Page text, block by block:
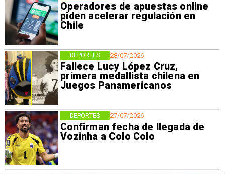
Operadores de apuestas online
piden acelerar regulación en
Chile
28/07/2026
Fallece Lucy López Cruz,
primera medallista chilena en
Juegos Panamericanos
DEPORTES
27/07/2026
Confirman fecha de llegada de
Vozinha a Colo Colo
DEPORTES